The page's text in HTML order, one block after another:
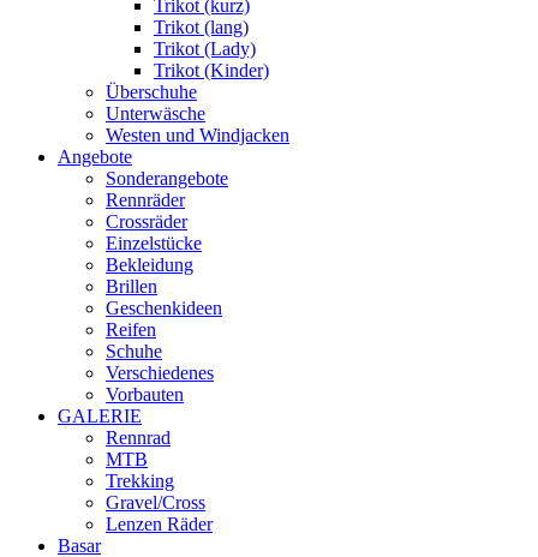
Trikot (kurz)
Trikot (lang)
Trikot (Lady)
Trikot (Kinder)
Überschuhe
Unterwäsche
Westen und Windjacken
Angebote
Sonderangebote
Rennräder
Crossräder
Einzelstücke
Bekleidung
Brillen
Geschenkideen
Reifen
Schuhe
Verschiedenes
Vorbauten
GALERIE
Rennrad
MTB
Trekking
Gravel/Cross
Lenzen Räder
Basar